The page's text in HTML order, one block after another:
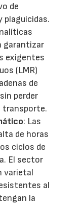
de
plaguicidas.
garantizar
exigentes
(LMR)
de
perder
transporte.
: Las
de horas
ciclos de
El sector
varietal
al
la